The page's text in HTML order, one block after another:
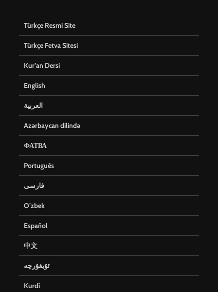
Türkçe Resmi Site
Türkçe Fetva Sitesi
Kur’an Dersi
English
العربية
Azərbaycan dilində
ФАТВА
Português
فارسی
O’zbek
Español
中文
ئۇيغۇرچە
Kurdî